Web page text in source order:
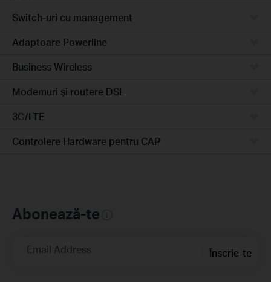
Switch-uri cu management
Adaptoare Powerline
Business Wireless
Modemuri și routere DSL
3G/LTE
Controlere Hardware pentru CAP
Abonează-te
Email Address Înscrie-te